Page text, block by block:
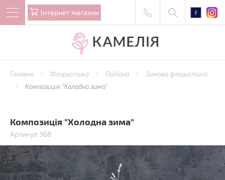
Iнтернет магазин
Головна Флористика Подійна
Зимова флористика
Композиція "Холодна зима"
Композиція "Холодна зима"
Артикул 368